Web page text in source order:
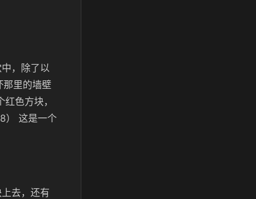
，除了以
那里的墙壁
色方块，
） 这是一个
去，还有